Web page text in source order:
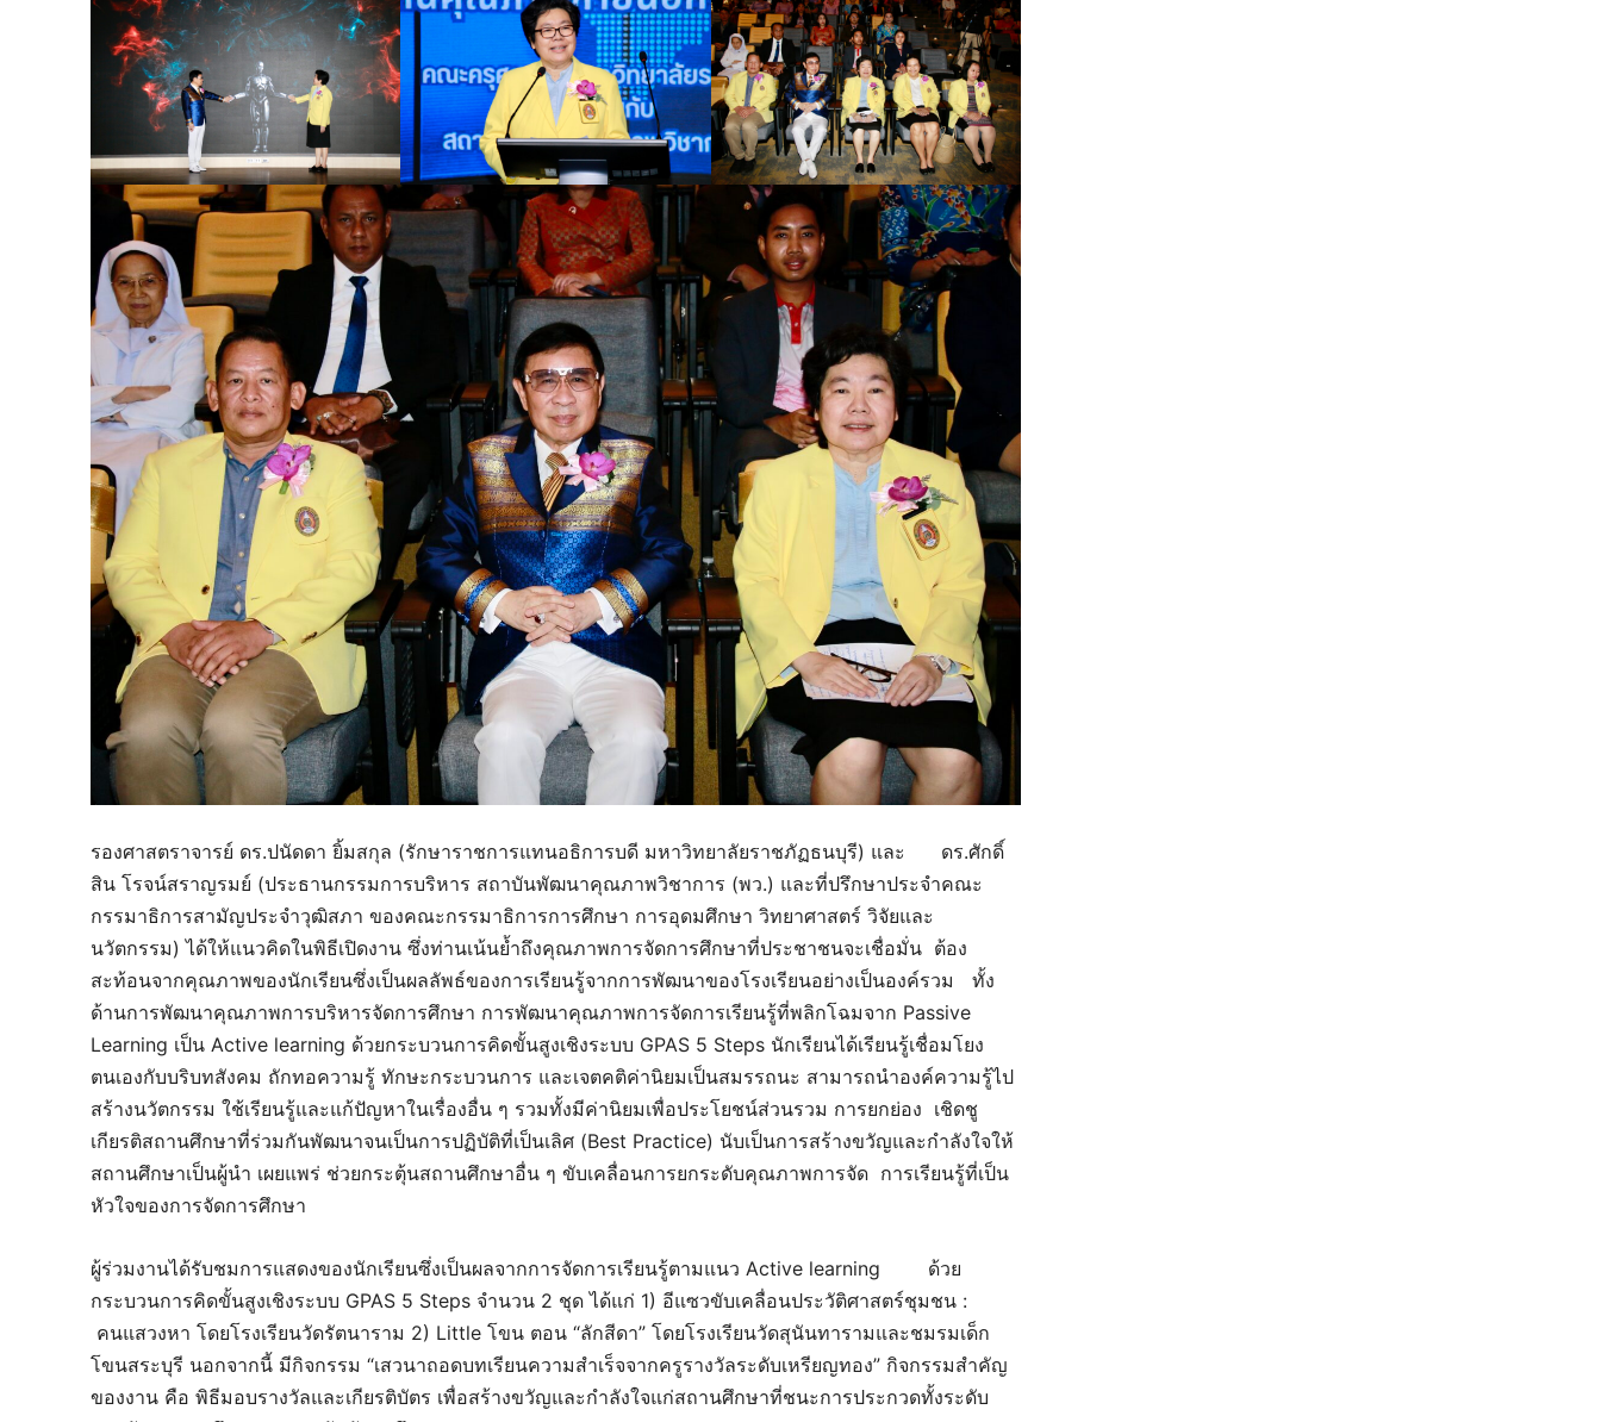
รองศาสตราจารย์ ดร.ปนัดดา ยิ้มสกุล (รักษาราชการแทนอธิการบดี มหาวิทยาลัยราชภัฏธนบุรี) และ ดร.ศักดิ์
สิน โรจน์สราญรมย์ (ประธานกรรมการบริหาร สถาบันพัฒนาคุณภาพวิชาการ (พว.) และที่ปรึกษาประจำคณะ
กรรมาธิการสามัญประจำวุฒิสภา ของคณะกรรมาธิการการศึกษา การอุดมศึกษา วิทยาศาสตร์ วิจัยและ
นวัตกรรม) ได้ให้แนวคิดในพิธีเปิดงาน ซึ่งท่านเน้นย้ำถึงคุณภาพการจัดการศึกษาที่ประชาชนจะเชื่อมั่น ต้อง
สะท้อนจากคุณภาพของนักเรียนซึ่งเป็นผลลัพธ์ของการเรียนรู้จากการพัฒนาของโรงเรียนอย่างเป็นองค์รวม ทั้ง
ด้านการพัฒนาคุณภาพการบริหารจัดการศึกษา การพัฒนาคุณภาพการจัดการเรียนรู้ที่พลิกโฉมจาก Passive
Learning เป็น Active learning ด้วยกระบวนการคิดขั้นสูงเชิงระบบ GPAS 5 Steps นักเรียนได้เรียนรู้เชื่อมโยง
ตนเองกับบริบทสังคม ถักทอความรู้ ทักษะกระบวนการ และเจตคติค่านิยมเป็นสมรรถนะ สามารถนำองค์ความรู้ไป
สร้างนวัตกรรม ใช้เรียนรู้และแก้ปัญหาในเรื่องอื่น ๆ รวมทั้งมีค่านิยมเพื่อประโยชน์ส่วนรวม การยกย่อง เชิดชู
เกียรติสถานศึกษาที่ร่วมกันพัฒนาจนเป็นการปฏิบัติที่เป็นเลิศ (Best Practice) นับเป็นการสร้างขวัญและกำลังใจให้
สถานศึกษาเป็นผู้นำ เผยแพร่ ช่วยกระตุ้นสถานศึกษาอื่น ๆ ขับเคลื่อนการยกระดับคุณภาพการจัด การเรียนรู้ที่เป็น
หัวใจของการจัดการศึกษา
ผู้ร่วมงานได้รับชมการแสดงของนักเรียนซึ่งเป็นผลจากการจัดการเรียนรู้ตามแนว Active learning ด้วย
กระบวนการคิดขั้นสูงเชิงระบบ GPAS 5 Steps จำนวน 2 ชุด ได้แก่ 1) อีแซวขับเคลื่อนประวัติศาสตร์ชุมชน :
คนแสวงหา โดยโรงเรียนวัดรัตนาราม 2) Little โขน ตอน “ลักสีดา” โดยโรงเรียนวัดสุนันทารามและชมรมเด็ก
โขนสระบุรี นอกจากนี้ มีกิจกรรม “เสวนาถอดบทเรียนความสำเร็จจากครูรางวัลระดับเหรียญทอง” กิจกรรมสำคัญ
ของงาน คือ พิธีมอบรางวัลและเกียรติบัตร เพื่อสร้างขวัญและกำลังใจแก่สถานศึกษาที่ชนะการประกวดทั้งระดับ